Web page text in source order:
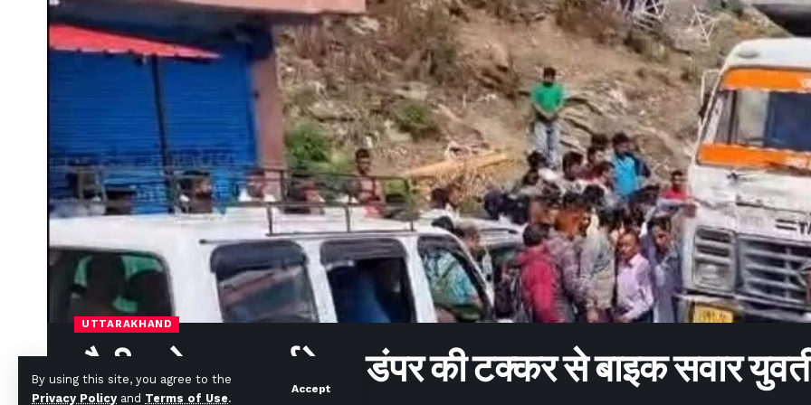
By using this site, you agree to the
Privacy Policy and Terms of Use.
Accept
UTTARAKHAND
पौड़ी-कोटद्वार हाईवे पर डंपर की टक्कर से बाइक सवार